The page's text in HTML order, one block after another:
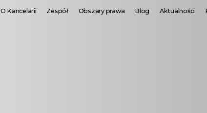
O Kancelarii Zespół Obszary prawa Blog Aktualności